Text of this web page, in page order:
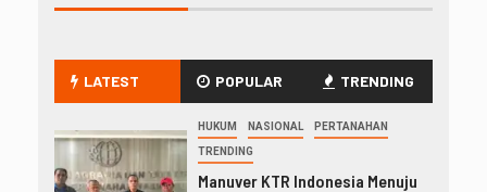
LATEST POPULAR TRENDING
HUKUM NASIONAL PERTANAHAN
TRENDING
Manuver KTR Indonesia Menuju